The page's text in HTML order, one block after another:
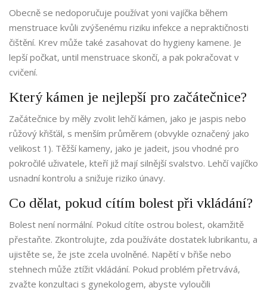
Obecně se nedoporučuje používat yoni vajíčka během
menstruace kvůli zvýšenému riziku infekce a nepraktičnosti
čištění. Krev může také zasahovat do hygieny kamene. Je
lepší počkat, until menstruace skončí, a pak pokračovat v
cvičení.
Který kámen je nejlepší pro začátečnice?
Začátečnice by měly zvolit lehčí kámen, jako je jaspis nebo
růžový křišťál, s menším průměrem (obvykle označený jako
velikost 1). Těžší kameny, jako je jadeit, jsou vhodné pro
pokročilé uživatele, kteří již mají silnější svalstvo. Lehčí vajíčko
usnadní kontrolu a snižuje riziko únavy.
Co dělat, pokud cítím bolest při vkládání?
Bolest není normální. Pokud cítíte ostrou bolest, okamžitě
přestaňte. Zkontrolujte, zda používáte dostatek lubrikantu, a
ujistěte se, že jste zcela uvolněné. Napětí v břiše nebo
stehnech může ztížit vkládání. Pokud problém přetrvává,
zvažte konzultaci s gynekologem, abyste vyloučili